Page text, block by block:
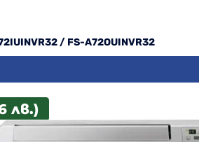
/ FS-A72OUINVR32
лв.)